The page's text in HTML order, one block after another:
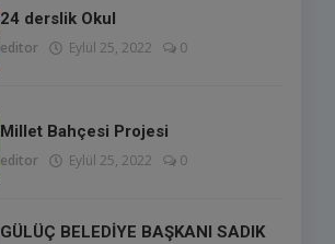
24 derslik Okul
editor Eylül 25, 2022 0
Millet Bahçesi Projesi
editor Eylül 25, 2022 0
GÜLÜÇ BELEDİYE BAŞKANI SADIK